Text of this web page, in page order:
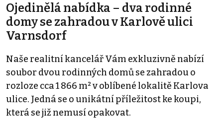
Ojedinělá nabídka – dva rodinné
domy se zahradou v Karlově ulici
Varnsdorf
Naše realitní kancelář Vám exkluzivně nabízí
soubor dvou rodinných domů se zahradou o
rozloze cca 1 866 m² v oblíbené lokalitě Karlova
ulice. Jedná se o unikátní příležitost ke koupi,
která se již nemusí opakovat.